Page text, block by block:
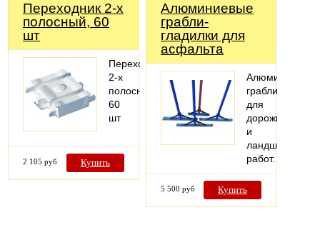
Переходник 2-х
полосный, 60
шт
Переходник
2-х
полосный,
60
шт
2 105 руб Купить
Алюминиевые
грабли-
гладилки для
асфальта
Алюминиевые
грабли
для
дорожных
и
ландшафтных
работ.
5 500 руб Купить